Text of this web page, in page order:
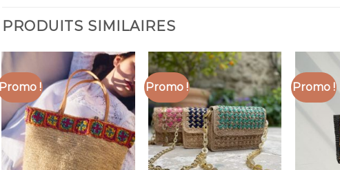
PRODUITS SIMILAIRES
Promo ! Promo ! Promo !